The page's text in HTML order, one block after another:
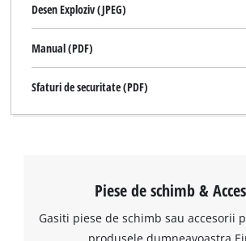
Desen Exploziv (JPEG)
Manual (PDF)
Sfaturi de securitate (PDF)
Piese de schimb &
Gasiti piese de schimb sau accesorii